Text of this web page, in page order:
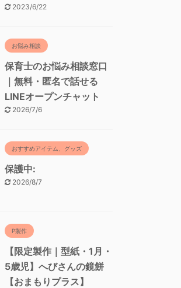
2023/6/22
お悩み相談
保育士のお悩み相談窓口
｜無料・匿名で話せる
LINEオープンチャット
2026/7/6
おすすめアイテム、グッズ
保護中:
2026/8/7
P製作
【限定製作｜型紙・1月・
5歳児】へびさんの鏡餅
【おまもりプラス】